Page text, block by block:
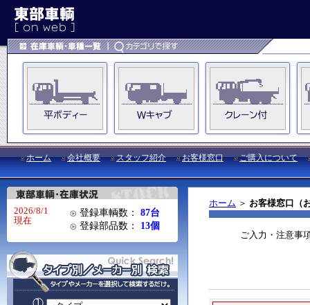
ホーム 会社概要 スタッフ紹介 お客様窓口 ご購入について
ホーム ＞ お客様窓口（
ご入力・注意事
2026/8/1
現在
登録車輌数：
87台
登録部品数：
13個